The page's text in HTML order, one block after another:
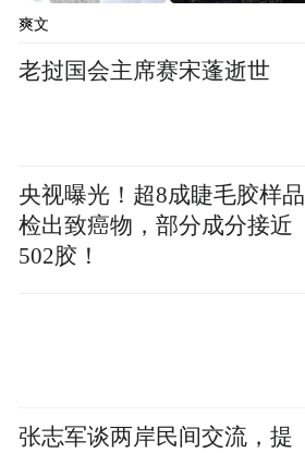
爽文
老挝国会主席赛宋蓬逝世
央视曝光！超8成睫毛胶样品
检出致癌物，部分成分接近
502胶！
张志军谈两岸民间交流，提